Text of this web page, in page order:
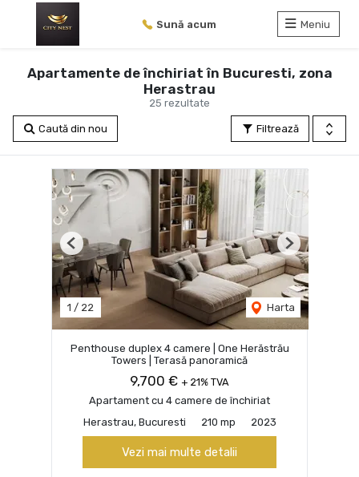
Sună acum Meniu
25 rezultate
Apartamente de închiriat în Bucuresti, zona
Herastrau
Filtrează
Caută din nou
1 / 22 Harta
Previous Next
Penthouse duplex 4 camere | One Herăstrău
Towers | Terasă panoramică
9,700 € + 21% TVA
Apartament cu 4 camere de închiriat
Herastrau, Bucuresti
210 mp 2023
Vezi mai multe detalii